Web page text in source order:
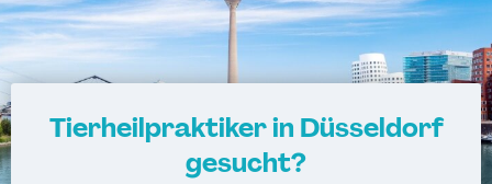
Tierheilpraktiker in Düsseldorf
gesucht?